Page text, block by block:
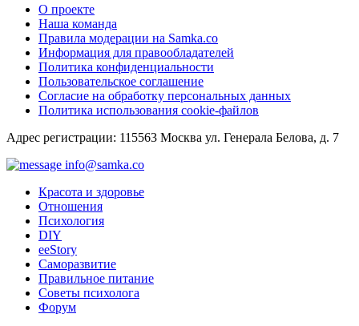
О проекте
Наша команда
Правила модерации на Samka.co
Информация для правообладателей
Политика конфиденциальности
Пользовательское соглашение
Согласие на обработку персональных данных
Политика использования cookie-файлов
Адрес регистрации: 115563 Москва ул. Генерала Белова, д. 7
info@samka.co
Красота и здоровье
Отношения
Психология
DIY
ееStory
Саморазвитие
Правильное питание
Советы психолога
Форум